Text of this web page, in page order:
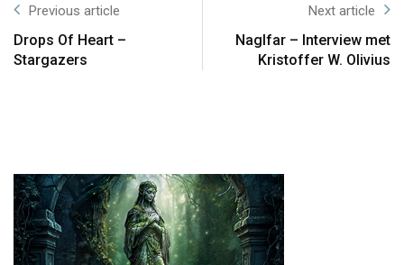
Previous article
Drops Of Heart –
Stargazers
Next article
Naglfar – Interview met
Kristoffer W. Olivius